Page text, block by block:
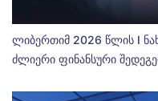
ლიბერთიმ 2026 წლის I
ძლიერი ფინანსური